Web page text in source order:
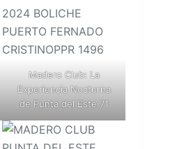
Madero Club: La
Experiencia Nocturna
de Punta del Este 71